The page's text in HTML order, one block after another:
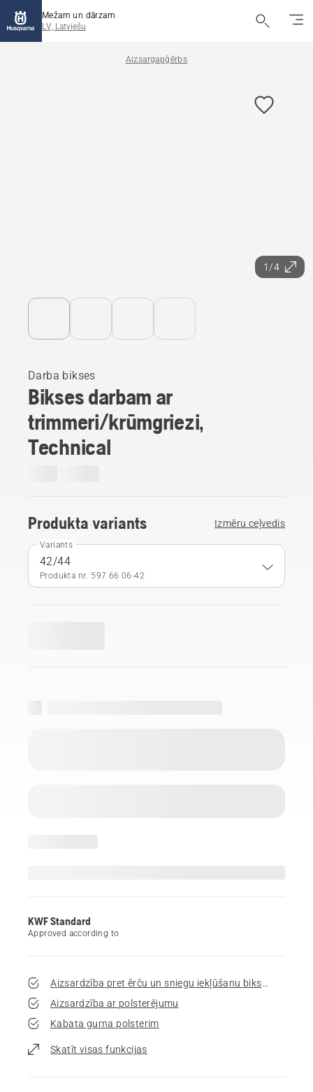
Mežam un dārzam
LV, Latviešu
Aizsargapģērbs
1/4
Darba bikses
Bikses darbam ar
trimmeri/krūmgriezi,
Technical
Produkta variants Izmēru ceļvedis
Variants
42/44
Produkta nr. 597 66 06‑42
KWF Standard
Approved according to
Aizsardzība pret ērču un sniegu iekļūšanu biksēs
Aizsardzība ar polsterējumu
Kabata gurna polsterim
Skatīt visas funkcijas